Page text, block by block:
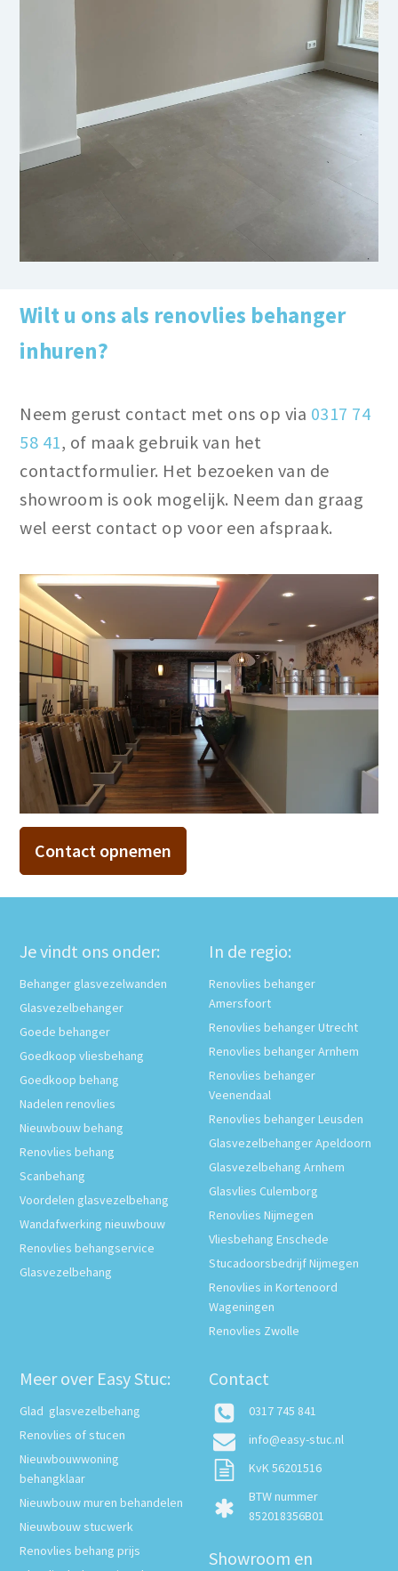
Wilt u ons als renovlies behanger
inhuren?
Neem gerust contact met ons op via 0317 74
58 41, of maak gebruik van het
contactformulier. Het bezoeken van de
showroom is ook mogelijk. Neem dan graag
wel eerst contact op voor een afspraak.
Contact opnemen
Je vindt ons onder:
Behanger glasvezelwanden
Glasvezelbehanger
Goede behanger
Goedkoop vliesbehang
Goedkoop behang
Nadelen renovlies
Nieuwbouw behang
Renovlies behang
Scanbehang
Voordelen glasvezelbehang
Wandafwerking nieuwbouw
Renovlies behangservice
Glasvezelbehang
In de regio:
Renovlies behanger
Amersfoort
Renovlies behanger Utrecht
Renovlies behanger Arnhem
Renovlies behanger
Veenendaal
Renovlies behanger Leusden
Glasvezelbehanger Apeldoorn
Glasvezelbehang Arnhem
Glasvlies Culemborg
Renovlies Nijmegen
Vliesbehang Enschede
Stucadoorsbedrijf Nijmegen
Renovlies in Kortenoord
Wageningen
Renovlies Zwolle
Meer over Easy Stuc:
Glad glasvezelbehang
Renovlies of stucen
Nieuwbouwwoning
behangklaar
Nieuwbouw muren behandelen
Nieuwbouw stucwerk
Renovlies behang prijs
Contact
0317 745 841
info@easy-stuc.nl
KvK 56201516
BTW nummer
852018356B01
Showroom en